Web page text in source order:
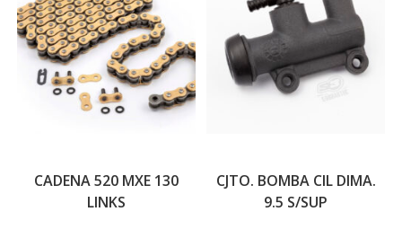
CADENA 520 MXE 130
LINKS
CJTO. BOMBA CIL DIMA.
9.5 S/SUP